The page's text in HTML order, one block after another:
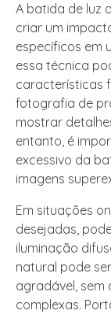
A batida de luz
criar um
específicos em
essa técnica
características
fotografia de
mostrar
entanto, é
excessivo da
imagens
Em situações
desejadas,
iluminação
natural pode
agradável, sem
complexas.